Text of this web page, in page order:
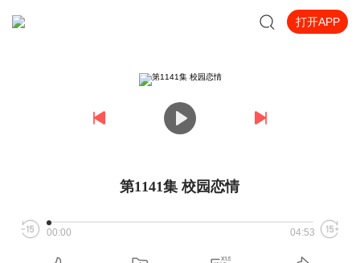
打开APP
第1141集 校园恋情
00:00 04:53